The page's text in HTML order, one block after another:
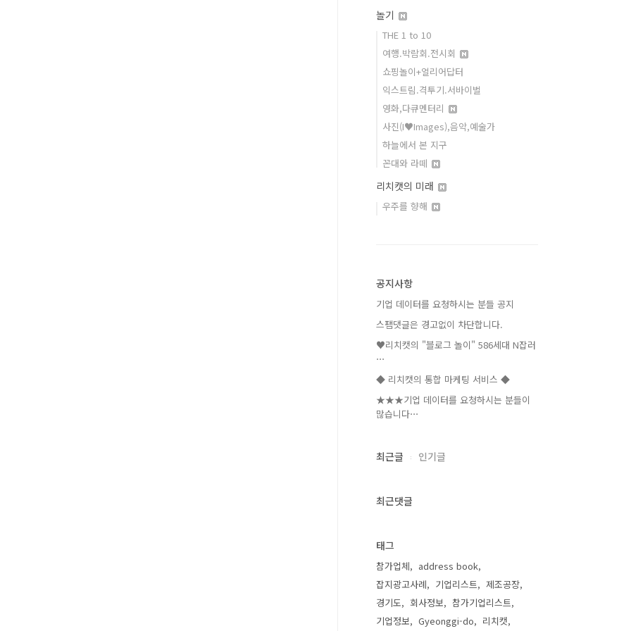
놀기
THE 1 to 10
여행.박람회.전시회
쇼핑놀이+얼리어답터
익스트림.격투기.서바이벌
영화,다큐멘터리
사진(I♥Images),음악,예술가
하늘에서 본 지구
꼰대와 라떼
리치캣의 미래
우주를 향해
공지사항
기업 데이터를 요청하시는 분들 공지
스팸댓글은 경고없이 차단합니다.
♥리치캣의 "블로그 놀이" 586세대 N잡러
⋯
◆ 리치캣의 통합 마케팅 서비스 ◆
★★★기업 데이터를 요청하시는 분들이
많습니다⋯
최근글 인기글
최근댓글
태그
참가업체
address book
잡지광고사례
기업리스트
제조공장
경기도
회사정보
참가기업리스트
기업정보
Gyeonggi-do 리치캣